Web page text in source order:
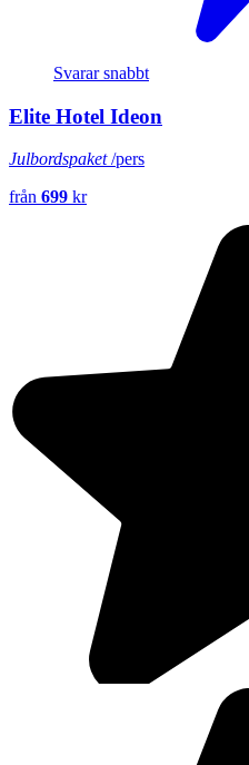
Svarar snabbt
Elite Hotel Ideon
Julbordspaket/pers
från 699 kr